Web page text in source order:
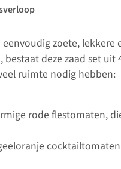
zoete,
deze zaad set
ruimte nodig hebben:
rode flestomaten,